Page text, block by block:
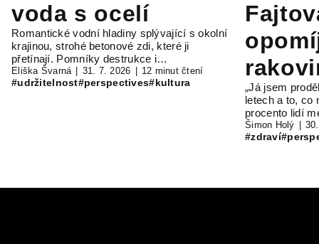
voda s ocelí
Romantické vodní hladiny splývající s okolní
krajinou, strohé betonové zdi, které ji
přetínají. Pomníky destrukce i…
Eliška Švarná 31. 7. 2026 12 minut čtení
#udržitelnost#perspectives#kultura
//
#35
„Já jsem
letech a to, co
procento lidí
Šimon Holý
#zdraví